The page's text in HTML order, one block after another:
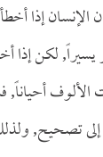
الإنسان إذا
لكن إذا
الألوف
تصحيح,